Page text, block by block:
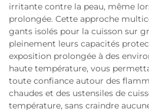
irritante contre la peau, même
prolongée. Cette approche
gants isolés pour la cuisson sur
pleinement leurs capacités
exposition prolongée à des
haute température, vous
toute confiance autour des
chaudes et des ustensiles de
température, sans craindre